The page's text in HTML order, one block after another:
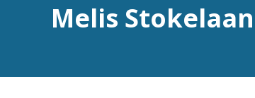
Melis